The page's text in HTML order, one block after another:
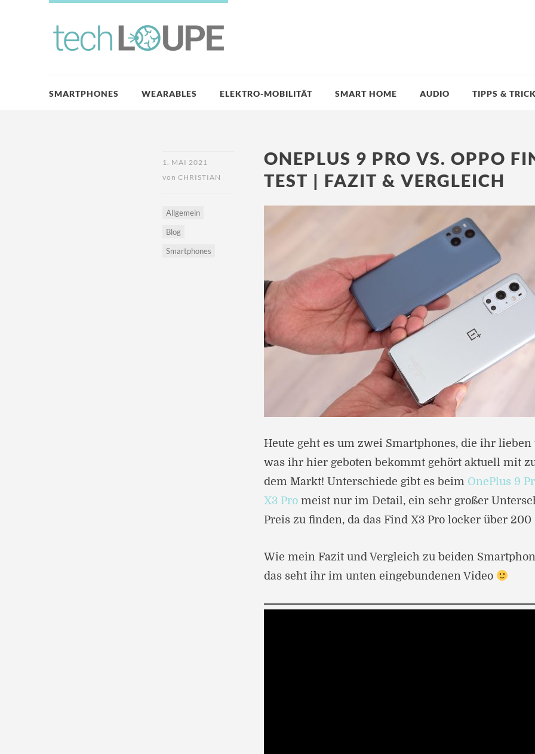
SMARTPHONES WEARABLES ELEKTRO-MOBILITÄT SMART HOME AUDIO TIPPS &
1. MAI 2021
von CHRISTIAN
Allgemein
Blog
Smartphones
ONEPLUS 9 PRO VS. OPPO
TEST | FAZIT & VERGLEICH
Heute geht es um zwei Smartphones, die ihr lieben
was ihr hier geboten bekommt gehört aktuell mit
dem Markt! Unterschiede gibt es beim OnePlus 9
X3 Pro meist nur im Detail, ein sehr großer
Preis zu finden, da das Find X3 Pro locker über
Wie mein Fazit und Vergleich zu beiden
das seht ihr im unten eingebundenen Video